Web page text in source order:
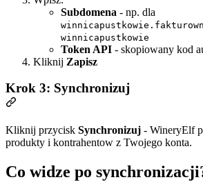
Subdomena - np. dla
winnicapustkowie
Token API - skopiowany kod
Kliknij Zapisz
Krok 3: Synchronizuj
Kliknij przycisk Synchronizuj - WineryElf
produkty i kontrahentow z Twojego konta.
Co widze po